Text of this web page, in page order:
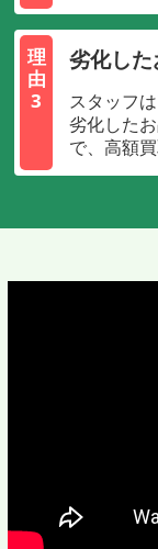
理
由
3
劣化し
スタッフ
劣化した
で、高額